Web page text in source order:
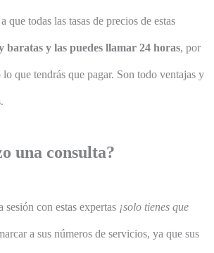
que todas las tasas de precios de estas
baratas y las puedes llamar 24 horas, por
que tendrás que pagar. Son todo ventajas y
una consulta?
sesión con estas expertas ¡solo tienes que
a sus números de servicios, ya que sus